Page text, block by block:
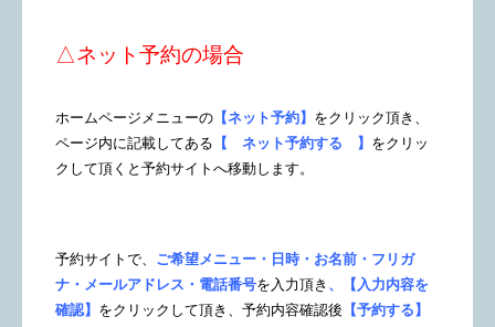
△ネット予約の場合
ホームページメニューの 【ネット予約】 をクリック頂き、
ページ内に記載してある 【 ネット予約する 】 をクリッ
クして頂くと予約サイトへ移動します。
予約サイトで、 ご希望メニュー・日時・お名前・フリガ
ナ・メールアドレス・電話番号を入力頂き 、【入力内容を
確認】 をクリックして頂き、予約内容確認後 【予約する】